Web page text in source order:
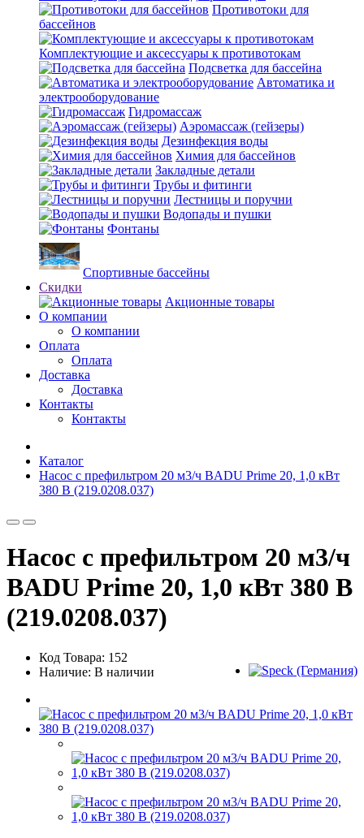
Противотоки для
бассейнов
Комплектующие и аксессуары к противотокам
Подсветка для бассейна
Автоматика и
электрооборудование
Гидромассаж
Аэромассаж (гейзеры)
Дезинфекция воды
Химия для бассейнов
Закладные детали
Трубы и фитинги
Лестницы и поручни
Водопады и пушки
Фонтаны
Спортивные бассейны
Скидки
Акционные товары
О компании
О компании
Оплата
Оплата
Доставка
Доставка
Контакты
Контакты
Каталог
Насос с префильтром 20 м3/ч BADU Prime 20, 1,0 кВт
380 В (219.0208.037)
Насос с префильтром 20 м3/ч
BADU Prime 20, 1,0 кВт 380 В
(219.0208.037)
Код Товара: 152
Наличие: В наличии